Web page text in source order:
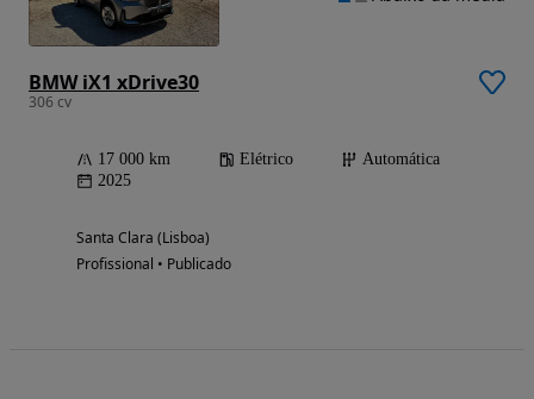
BMW iX1 xDrive30
306 cv
17 000 km Elétrico
Automática
2025
Santa Clara (Lisboa)
Profissional • Publicado